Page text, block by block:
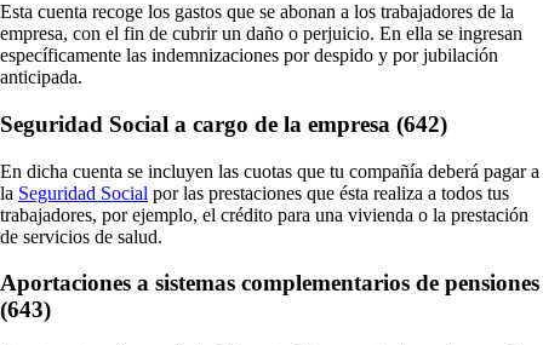
Esta cuenta recoge los gastos que se abonan a los trabajadores de la
empresa, con el fin de cubrir un daño o perjuicio. En ella se ingresan
específicamente las indemnizaciones por despido y por jubilación
anticipada.
Seguridad Social a cargo de la empresa (642)
En dicha cuenta se incluyen las cuotas que tu compañía deberá pagar a
la Seguridad Social por las prestaciones que ésta realiza a todos tus
trabajadores, por ejemplo, el crédito para una vivienda o la prestación
de servicios de salud.
Aportaciones a sistemas complementarios de pensiones
(643)